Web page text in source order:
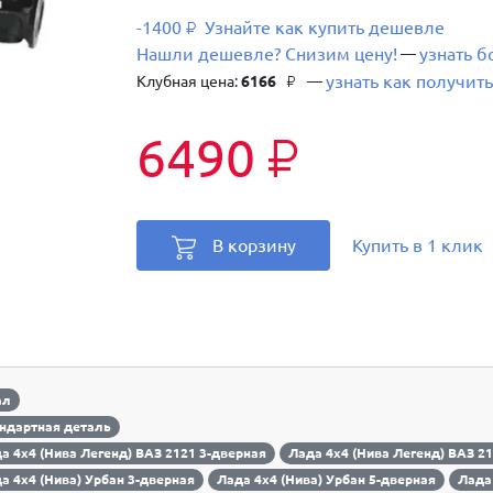
-1400 ₽ Узнайте как купить дешевле
Нашли дешевле? Снизим цену! —узнать
Клубная цена:6166 ₽ —узнать как получить
6490 ₽
В корзину Купить в 1 клик
деталь
4х4 (Нива Легенд) ВАЗ 2121 3-дверная
Лада 4х4 (Нива Легенд) ВАЗ
4х4 (Нива) Урбан 3-дверная
Лада 4х4 (Нива) Урбан 5-дверная Лада